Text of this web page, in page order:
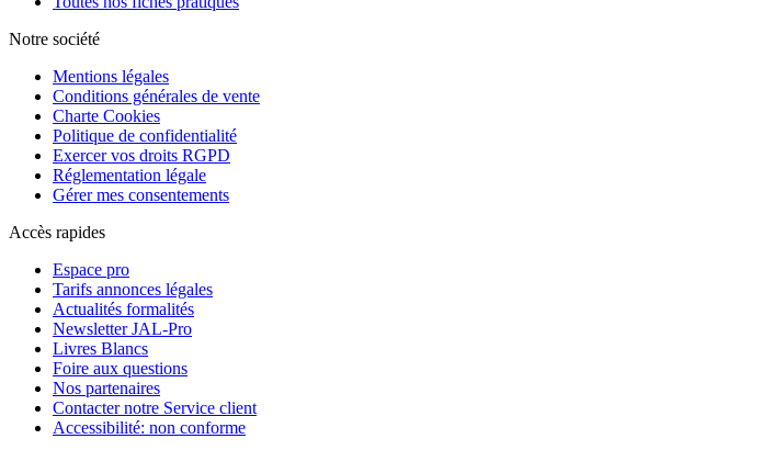
Notre société
Mentions légales
Conditions générales de vente
Charte Cookies
Politique de confidentialité
Exercer vos droits RGPD
Réglementation légale
Gérer mes consentements
Accès rapides
Espace pro
Tarifs annonces légales
Actualités formalités
Newsletter JAL-Pro
Livres Blancs
Foire aux questions
Nos partenaires
Contacter notre Service client
Accessibilité: non conforme